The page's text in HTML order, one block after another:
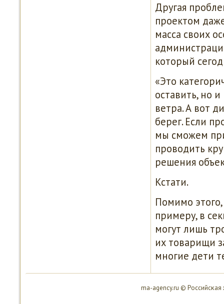
Другая
проектом
масса своих
который
«Это
оставить, но
ветра. А вот
берег. Если
мы сможем
проводить
решения
Кстати.
Помимо
примеру, в
могут лишь
их товарищи
многие дети
ma-agency.ru ©